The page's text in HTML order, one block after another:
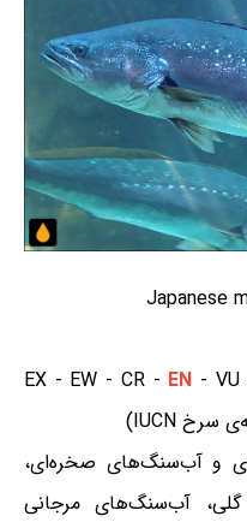
EN -
و آب‌سنگ‌های صخره‌ای،
گلی، آب‌سنگ‌های مرجانی